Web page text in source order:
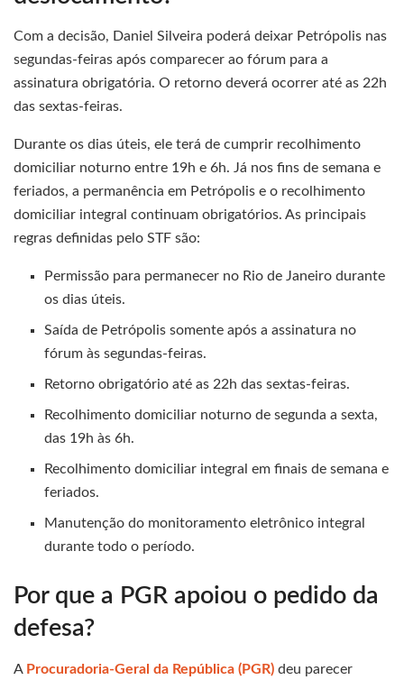
Com a decisão, Daniel Silveira poderá deixar Petrópolis nas
segundas-feiras após comparecer ao fórum para a
assinatura obrigatória. O retorno deverá ocorrer até as 22h
das sextas-feiras.
Durante os dias úteis, ele terá de cumprir recolhimento
domiciliar noturno entre 19h e 6h. Já nos fins de semana e
feriados, a permanência em Petrópolis e o recolhimento
domiciliar integral continuam obrigatórios. As principais
regras definidas pelo STF são:
Permissão para permanecer no Rio de Janeiro durante
os dias úteis.
Saída de Petrópolis somente após a assinatura no
fórum às segundas-feiras.
Retorno obrigatório até as 22h das sextas-feiras.
Recolhimento domiciliar noturno de segunda a sexta,
das 19h às 6h.
Recolhimento domiciliar integral em finais de semana e
feriados.
Manutenção do monitoramento eletrônico integral
durante todo o período.
Por que a PGR apoiou o pedido da
defesa?
A Procuradoria-Geral da República (PGR) deu parecer